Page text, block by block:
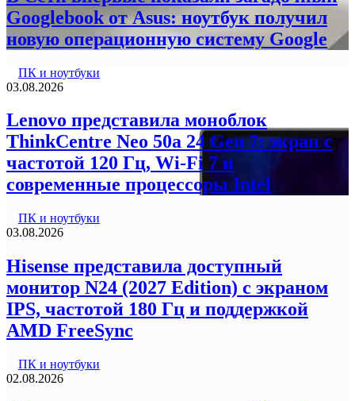
Googlebook от Asus: ноутбук получил
новую операционную систему Google
ПК и ноутбуки
03.08.2026
Lenovo представила моноблок
ThinkCentre Neo 50a 24 Gen 7: экран с
частотой 120 Гц, Wi-Fi 7 и
современные процессоры Intel
ПК и ноутбуки
03.08.2026
Hisense представила доступный
монитор N24 (2027 Edition) с экраном
IPS, частотой 180 Гц и поддержкой
AMD FreeSync
ПК и ноутбуки
02.08.2026